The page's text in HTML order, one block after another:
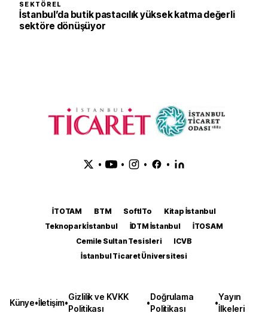
SEKTÖREL
İstanbul’da butik pastacılık yüksek katma değerli
sektöre dönüşüyor
• • • •
İTOTAM BTM SoftITo
Kitap İstanbul
Teknopark İstanbul
İDTM İstanbul
İTOSAM
Cemile Sultan Tesisleri
ICVB
İstanbul Ticaret Üniversitesi
Künye•İletişim•
Gizlilik ve KVKK
Politikası
•
Doğrulama
Politikası
•
Yayın
İlkeleri